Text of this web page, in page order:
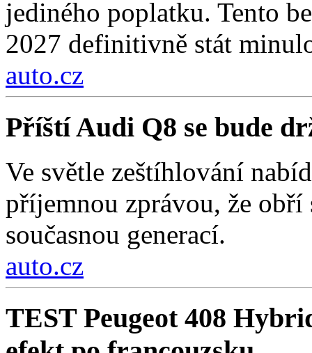
jediného poplatku. Tento
2027 definitivně stát
auto.cz
Příští Audi Q8 se bude
Ve světle zeštíhlování
příjemnou zprávou, že
současnou generací.
auto.cz
TEST Peugeot 408